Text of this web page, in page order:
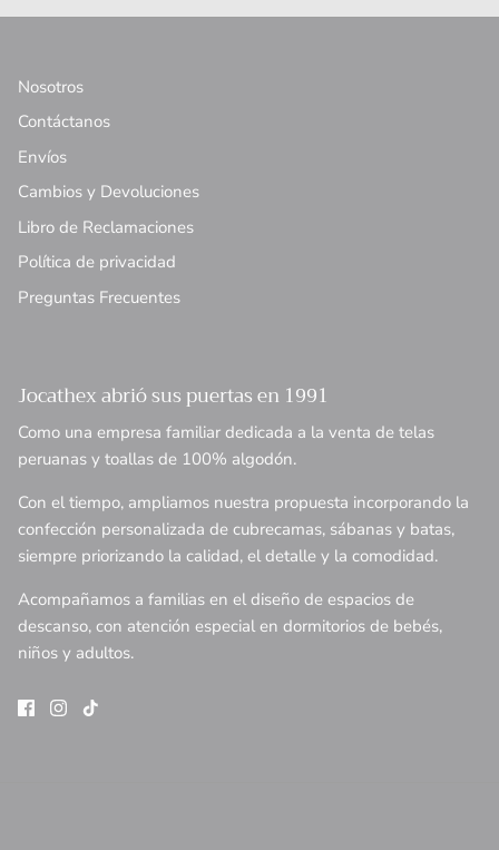
Nosotros
Contáctanos
Envíos
Cambios y Devoluciones
Libro de Reclamaciones
Política de privacidad
Preguntas Frecuentes
Jocathex abrió sus puertas en 1991
Como una empresa familiar dedicada a la venta de telas
peruanas y toallas de 100% algodón.
Con el tiempo, ampliamos nuestra propuesta incorporando la
confección personalizada de cubrecamas, sábanas y batas,
siempre priorizando la calidad, el detalle y la comodidad.
Acompañamos a familias en el diseño de espacios de
descanso, con atención especial en dormitorios de bebés,
niños y adultos.